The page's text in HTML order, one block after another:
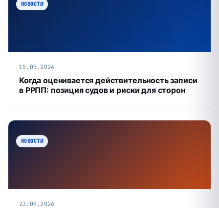
НОВОСТИ
15.05.2026
Когда оценивается действительность записи
в РРПП: позиция судов и риски для сторон
НОВОСТИ
23.04.2026